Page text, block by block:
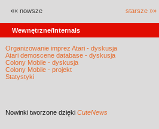
«« nowsze starsze »»
Wewnętrzne/Internals
Organizowanie imprez Atari - dyskusja
Atari demoscene database - dyskusja
Colony Mobile - dyskusja
Colony Mobile - projekt
Statystyki
Nowinki tworzone dzięki CuteNews